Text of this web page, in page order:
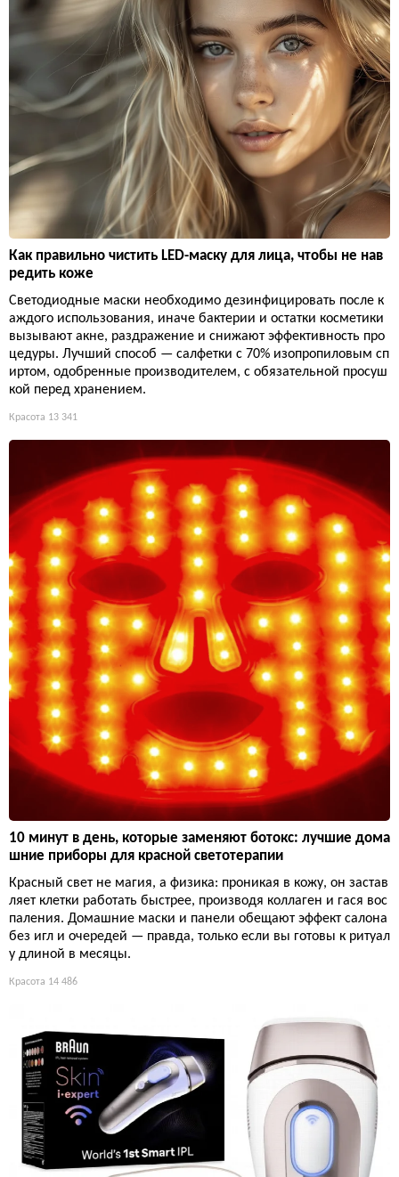
Как правильно чистить LED-маску для лица, чтобы не нав
редить коже
Светодиодные маски необходимо дезинфицировать после к
аждого использования, иначе бактерии и остатки косметики
вызывают акне, раздражение и снижают эффективность про
цедуры. Лучший способ — салфетки с 70% изопропиловым сп
иртом, одобренные производителем, с обязательной просуш
кой перед хранением.
Красота 13 341
10 минут в день, которые заменяют ботокс: лучшие дома
шние приборы для красной светотерапии
Красный свет не магия, а физика: проникая в кожу, он застав
ляет клетки работать быстрее, производя коллаген и гася вос
паления. Домашние маски и панели обещают эффект салона
без игл и очередей — правда, только если вы готовы к ритуал
у длиной в месяцы.
Красота 14 486